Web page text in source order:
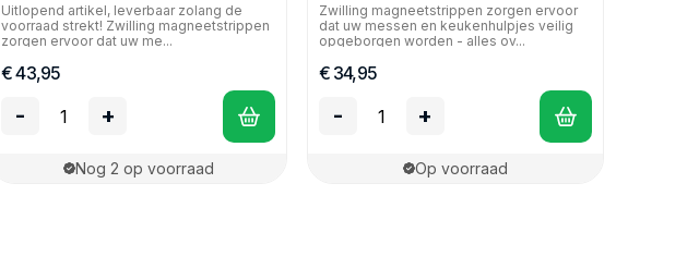
Uitlopend artikel, leverbaar zolang de
voorraad strekt! Zwilling magneetstrippen
zorgen ervoor dat uw me...
€ 43,95
- +
Nog 2 op voorraad
Zwilling magneetstrippen zorgen ervoor
dat uw messen en keukenhulpjes veilig
opgeborgen worden - alles ov...
€ 34,95
- +
Op voorraad